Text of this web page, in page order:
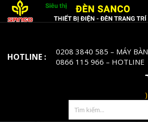
HOTLINE : 0208 3840 585 – MÁY BÀN
0866 115 966 – HOTLINE
)